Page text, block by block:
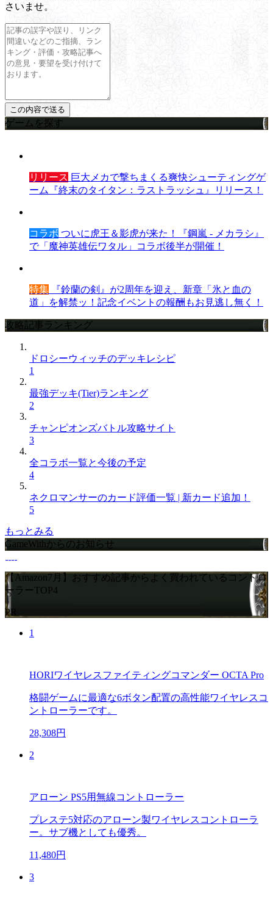
さいませ。
ゲームを探す
リリース 巨大メカで撃ちまくる爽快シューティングゲ
ーム『終末のタイタン：ラストラッシュ』リリース！
コラボ ついに虎王＆影虎が来た！『鋼嵐 - メカラシ』
で「魔神英雄伝ワタル」コラボ後半が開催！
特集 『鈴蘭の剣』が2周年を迎え、新章「氷と血の
道」を解禁ッ！記念イベントの報酬もお見逃し無く！
攻略記事ランキング
ドロシーウィッチのデッキレシピ
1
最強デッキ(Tier)ランキング
2
チャンピオンズバトル攻略サイト
3
全コラボ一覧と今後の予定
4
ネクロマンサーのカード評価一覧 | 新カード追加！
5
もっとみる
GameWithからのお知らせ
【Amazon7月】おすすめ記事からよく買われているコントロ
ーラーTOP4
PR
1
HORIワイヤレスファイティングコマンダー OCTA Pro
格闘ゲームに最適な6ボタン配置の高性能ワイヤレスコ
ントローラーです。
28,308円
2
アローン PS5用無線コントローラー
プレステ5対応のアローン製ワイヤレスコントローラ
ー。サブ機としても優秀。
11,480円
3